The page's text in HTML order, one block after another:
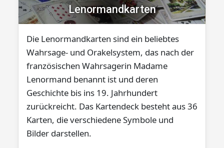
Lenormandkarten
Die Lenormandkarten sind ein beliebtes
Wahrsage- und Orakelsystem, das nach der
französischen Wahrsagerin Madame
Lenormand benannt ist und deren
Geschichte bis ins 19. Jahrhundert
zurückreicht. Das Kartendeck besteht aus 36
Karten, die verschiedene Symbole und
Bilder darstellen.